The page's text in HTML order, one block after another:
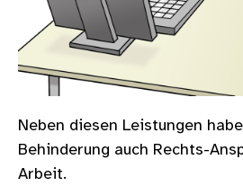
Neben diesen Leistungen
Behinderung auch Rechts-
Arbeit.